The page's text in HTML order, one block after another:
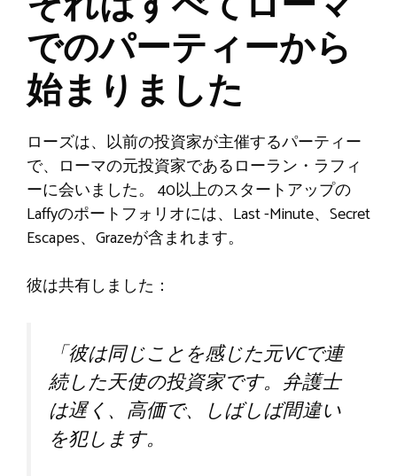
でのパーティーから
始まりました
ローズは、以前の投資家が主催するパーティー
で、ローマの元投資家であるローラン・ラフィ
ーに会いました。 40以上のスタートアップの
Laffyのポートフォリオには、Last -Minute、Secret
Escapes、Grazeが含まれます。
彼は共有しました：
「彼は同じことを感じた元VCで連
続した天使の投資家です。弁護士
は遅く、高価で、しばしば間違い
を犯します。